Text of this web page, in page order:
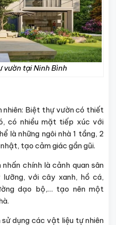
vườn tại Ninh Bình
nhiên: Biệt thự vườn có thiết
có nhiều mặt tiếp xúc với
là những ngôi nhà 1 tầng, 2
tạo cảm giác gần gũi.
chính là cảnh quan sân
với cây xanh, hồ cá,
dạo bộ,… tạo nên một
dụng các vật liệu tự nhiên